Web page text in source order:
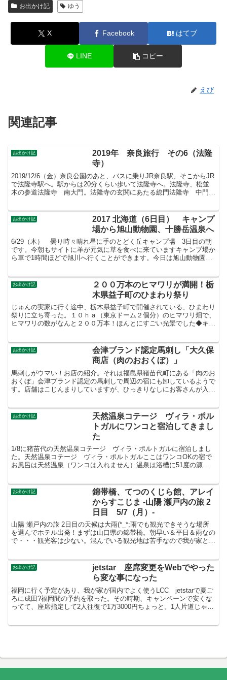
お出かけ記 ゆう
X Facebook はてブ
LINE コピー
えび
関連記事
お出かけ記
2019年 奈良旅行 その6（法隆
寺）
2019/12/6（金）奈良公園のあと、バスに乗りJR奈良駅、そこからJR
で法隆寺駅へ。駅からは20分くらい歩いて法隆寺へ。法隆寺、松並
木の参道法隆寺 南大門。法隆寺の玄関にあたる総門法隆寺 中門。
お出かけ記
2017 北海道（6日目） キャンプ
場から旭山動物園、十勝岳温泉へ
6/29（木） 曇り時々晴れ星に手のとどく丘キャンプ場 3日目の朝
です。今朝もサイトに羊が元気に草を食べに来ていますキャンプ場か
ら車で1時間ほどで旭川へ行くことができます。今日は旭山動物園。
お出かけ記
２００万本のヒマワリが満開！栃
木県益子町のひまわり祭り
じゅんの実家に行く途中、栃木県益子町で開催されている、ひまわり
祭りに立ち寄った。１０ｈａ（東京ドーム２個分）のヒマワリ畑で、
ヒマワリの数がなんと２００万本！ほんとにすごい光景でした◆キャ
お出かけ記
会津ブランド認定馬刺し「大久保
商店（肉のおおくぼ）」
馬刺しがウマい！お店の紹介。それは福島県猪苗代町にある「肉のお
おくぼ」会津ブランド認定の馬刺しで周辺の宿にも卸しているようで
す。店舗はこじんまりしていますが、ひっきりなしにお客さんが入っ
お出かけ記
天然温泉コテージ ヴィラ・ポル
トガルにワンコと宿泊してきまし
た
1/8に猪苗代の天然温泉コテージ ヴィラ・ポルトガルに宿泊しまし
た。天然温泉コテージ ヴィラ・ポルトガルここはワンコOKの宿で
お風呂は天然温泉（ワンコは入れません）温泉は浴槽に51度の源泉
お出かけ記
錦帯橋、てつのくじら館、アレイ
からすこじま -山陽 瀬戸内の旅 2
日目 5/7（月）-
山陽 瀬戸内の旅 2日目の天候は大雨(*_*;雨でも観光できそうな場所
を選んでホテル出発！まずは山口県の錦帯橋。朝早い＆平日＆雨なの
で・・・観光客は少ない。混んでいる観光地は苦手なので我が家とし
お出かけ記
jetstar 座席変更をWebでやった
ら変な事になった
福岡に行く予定があり、我が家が国内でよく使うLCC jetstarで夏ご
ろに成田?福岡間の予約を取った。その時期、キャンペーンで安くな
ってて、座席指定して2人往復で1万3000円ちょっと。1人片道じゃな